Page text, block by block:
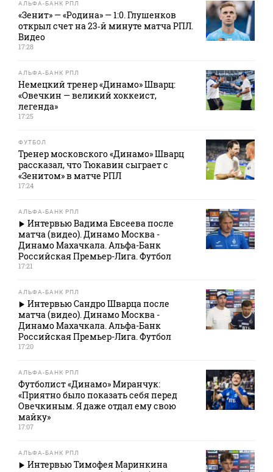
АЛЬФА-БАНК РПЛ
«Зенит» — «Родина» — 1:0. Глушенков
открыл счет на 23‑й минуте матча РПЛ.
Видео
17:28
АЛЬФА-БАНК РПЛ
Немецкий тренер «Динамо» Шварц:
«Овечкин — великий хоккеист,
легенда»
17:25
ФУТБОЛ
Тренер московского «Динамо» Шварц
рассказал, что Тюкавин сыграет с
«Зенитом» в матче РПЛ
17:24
АЛЬФА-БАНК РПЛ
Интервью Вадима Евсеева после
матча (видео). Динамо Москва -
Динамо Махачкала. Альфа-Банк
Российская Премьер-Лига. Футбол
17:21
АЛЬФА-БАНК РПЛ
Интервью Сандро Шварца после
матча (видео). Динамо Москва -
Динамо Махачкала. Альфа-Банк
Российская Премьер-Лига. Футбол
17:20
АЛЬФА-БАНК РПЛ
Футболист «Динамо» Миранчук:
«Приятно было показать себя перед
Овечкиным. Я даже отдал ему свою
майку»
17:07
АЛЬФА-БАНК РПЛ
Интервью Тимофея Маринкина